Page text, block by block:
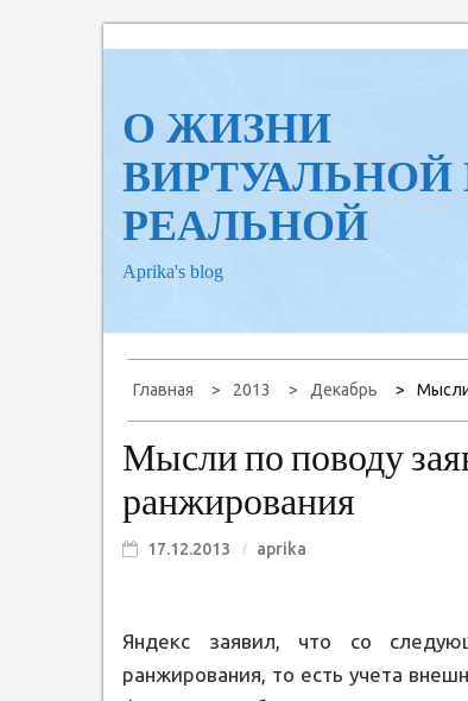
О ЖИЗНИ
ВИРТУАЛЬНОЙ
РЕАЛЬНОЙ
Aprika's blog
Главная 2013 Декабрь Мысли
Мысли по поводу
ранжирования
17.12.2013 aprika
Яндекс заявил, что со
ранжирования, то есть учета